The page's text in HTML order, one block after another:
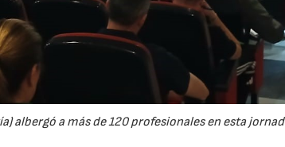
albergó a más de 120 profesionales en esta